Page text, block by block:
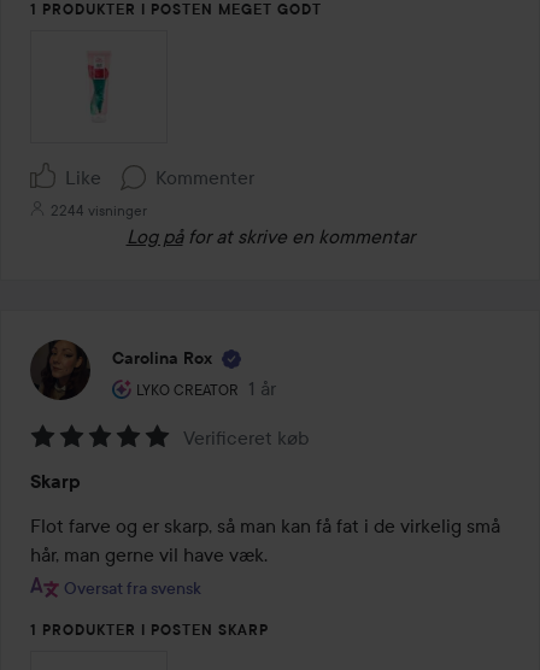
1 PRODUKTER I POSTEN MEGET GODT
Like Kommenter
2244 visninger
Log på for at skrive en kommentar
Carolina Rox
LYKO CREATOR
Brugerens rolle: Lyko Creator.
1 år
Posten blev oprettet 1 år
5
ud
af
5
Verificeret køb
Skarp
Flot farve og er skarp, så man kan få fat i de virkelig små
hår, man gerne vil have væk.
Oversat fra svensk
1 PRODUKTER I POSTEN SKARP